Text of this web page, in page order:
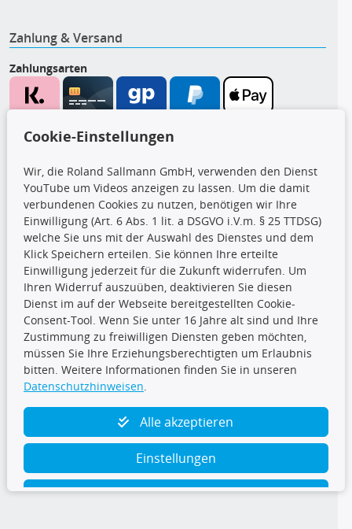
Zahlung & Versand
Zahlungsarten
CARAT Gruppe
Folge uns
TecDoc Inside
Cookie-Einstellungen
Wir, die Roland Sallmann GmbH, verwenden den Dienst
YouTube um Videos anzeigen zu lassen. Um die damit
verbundenen Cookies zu nutzen, benötigen wir Ihre
Einwilligung (Art. 6 Abs. 1 lit. a DSGVO i.V.m. § 25 TTDSG)
welche Sie uns mit der Auswahl des Dienstes und dem
Klick Speichern erteilen. Sie können Ihre erteilte
Einwilligung jederzeit für die Zukunft widerrufen. Um
Ihren Widerruf auszuüben, deaktivieren Sie diesen
Dienst im auf der Webseite bereitgestellten Cookie-
Consent-Tool. Wenn Sie unter 16 Jahre alt sind und Ihre
Zustimmung zu freiwilligen Diensten geben möchten,
müssen Sie Ihre Erziehungsberechtigten um Erlaubnis
bitten. Weitere Informationen finden Sie in unseren
Datenschutzhinweisen.
Alle akzeptieren
Einstellungen
Ablehnen